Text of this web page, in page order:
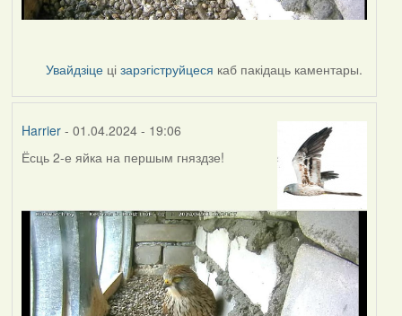
Увайдзіце цізарэгіструйцеся каб пакідаць каментары.
Harrier- 01.04.2024 - 19:06
Ёсць 2-е яйка на першым гняздзе!